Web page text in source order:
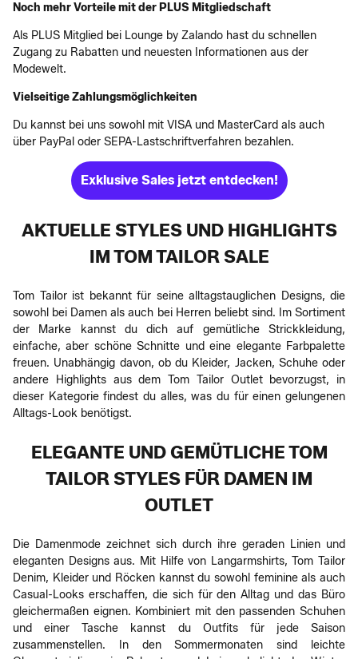
Noch mehr Vorteile mit der PLUS Mitgliedschaft
Als PLUS Mitglied bei Lounge by Zalando hast du schnellen
Zugang zu Rabatten und neuesten Informationen aus der
Modewelt.
Vielseitige Zahlungsmöglichkeiten
Du kannst bei uns sowohl mit VISA und MasterCard als auch
über PayPal oder SEPA-Lastschriftverfahren bezahlen.
Exklusive Sales jetzt entdecken!
AKTUELLE STYLES UND HIGHLIGHTS
IM TOM TAILOR SALE
Tom Tailor ist bekannt für seine alltagstauglichen Designs, die
sowohl bei Damen als auch bei Herren beliebt sind. Im Sortiment
der Marke kannst du dich auf gemütliche Strickkleidung,
einfache, aber schöne Schnitte und eine elegante Farbpalette
freuen. Unabhängig davon, ob du Kleider, Jacken, Schuhe oder
andere Highlights aus dem Tom Tailor Outlet bevorzugst, in
dieser Kategorie findest du alles, was du für einen gelungenen
Alltags-Look benötigst.
ELEGANTE UND GEMÜTLICHE TOM
TAILOR STYLES FÜR DAMEN IM
OUTLET
Die Damenmode zeichnet sich durch ihre geraden Linien und
eleganten Designs aus. Mit Hilfe von Langarmshirts, Tom Tailor
Denim, Kleider und Röcken kannst du sowohl feminine als auch
Casual-Looks erschaffen, die sich für den Alltag und das Büro
gleichermaßen eignen. Kombiniert mit den passenden Schuhen
und einer Tasche kannst du Outfits für jede Saison
zusammenstellen. In den Sommermonaten sind leichte